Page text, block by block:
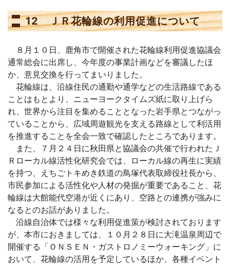
12 ＪＲ花輪線の利用促進について
８月１０日、鹿角市で開催された花輪線利用促進協議会
通常総会に出席し、今年度の事業計画などを審議したほ
か、意見交換を行ってまいりました。
花輪線は、沿線住民の通勤や通学などの生活路線である
ことはもとより、ニューヨークタイムズ紙に取り上げら
れ、世界から注目を集めることとなった岩手県とつながっ
ていることから、広域周遊観光を支える路線として利活用
を推進することを全会一致で確認したところであります。
また、７月２４日に秋田県と協議会の共催で行われたＪ
Ｒローカル線活性化研究会では、ローカル線の再生に実績
を持つ、えちごトキめき鉄道の鳥塚代表取締役社長から、
市民参加による活性化や人材の発掘が重要であること、花
輪線は大館能代空港が近くにあり、空路との連携が強みに
なるとのお話がありました。
沿線自治体では様々な利用促進策が検討されております
が、本市におきましては、１０月２８日に大滝温泉周辺で
開催する「ＯＮＳＥＮ・ガストロノミーウォーキング」に
おいて、花輪線の活用を予定しているほか、各種イベント